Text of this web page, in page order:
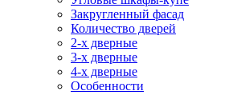
Закругленный фасад
Количество дверей
2-х дверные
3-х дверные
4-х дверные
Особенности